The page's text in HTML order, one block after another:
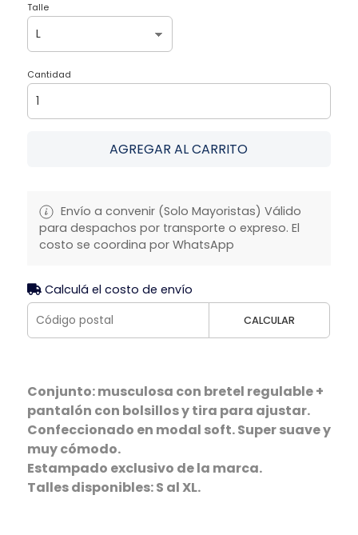
Talle
Cantidad
AGREGAR AL CARRITO
Envío a convenir (Solo Mayoristas) Válido
para despachos por transporte o expreso. El
costo se coordina por WhatsApp
Calculá el costo de envío
CALCULAR
Conjunto: musculosa con bretel regulable +
pantalón con bolsillos y tira para ajustar.
Confeccionado en modal soft. Super suave y
muy cómodo.
Estampado exclusivo de la marca.
Talles disponibles: S al XL.